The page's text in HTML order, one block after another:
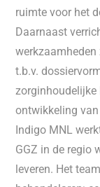
ruimte voor het
Daarnaast
t.b.v.
zorginhoudelijke
ontwikkeling
Indigo MNL
GGZ in de regio
leveren. Het